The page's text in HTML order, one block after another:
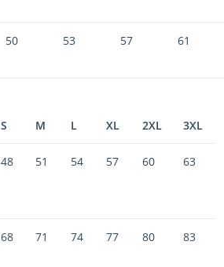
50 53 57 61
S M L XL 2XL 3XL
48 51 54 57 60 63
68 71 74 77 80 83